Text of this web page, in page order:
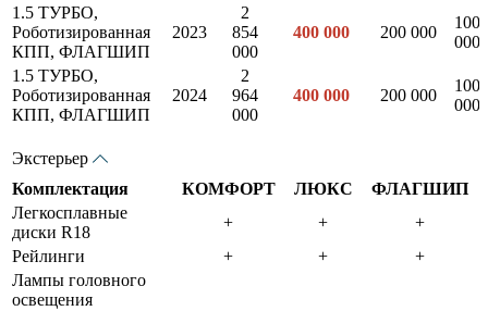
1.5 ТУРБО,
Роботизированная
КПП, ФЛАГШИП
2023
2
854
000
400 000 200 000
100
000
1.5 ТУРБО,
Роботизированная
КПП, ФЛАГШИП
2024
2
964
000
400 000 200 000
100
000
Экстерьер
Комплектация
КОМФОРТ ЛЮКС
ФЛАГШИП
Легкосплавные
диски R18
Рейлинги
Лампы головного
освещения